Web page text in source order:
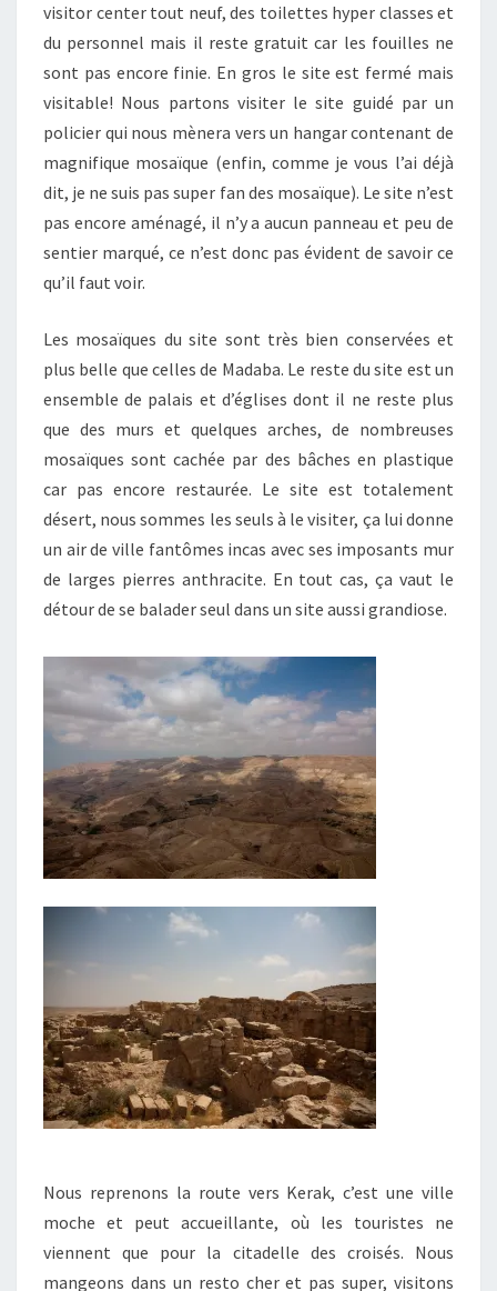
visitor center tout neuf, des toilettes hyper classes et
du personnel mais il reste gratuit car les fouilles ne
sont pas encore finie. En gros le site est fermé mais
visitable! Nous partons visiter le site guidé par un
policier qui nous mènera vers un hangar contenant de
magnifique mosaïque (enfin, comme je vous l’ai déjà
dit, je ne suis pas super fan des mosaïque). Le site n’est
pas encore aménagé, il n’y a aucun panneau et peu de
sentier marqué, ce n’est donc pas évident de savoir ce
qu’il faut voir.
Les mosaïques du site sont très bien conservées et
plus belle que celles de Madaba. Le reste du site est un
ensemble de palais et d’églises dont il ne reste plus
que des murs et quelques arches, de nombreuses
mosaïques sont cachée par des bâches en plastique
car pas encore restaurée. Le site est totalement
désert, nous sommes les seuls à le visiter, ça lui donne
un air de ville fantômes incas avec ses imposants mur
de larges pierres anthracite. En tout cas, ça vaut le
détour de se balader seul dans un site aussi grandiose.
Nous reprenons la route vers Kerak, c’est une ville
moche et peut accueillante, où les touristes ne
viennent que pour la citadelle des croisés. Nous
mangeons dans un resto cher et pas super, visitons